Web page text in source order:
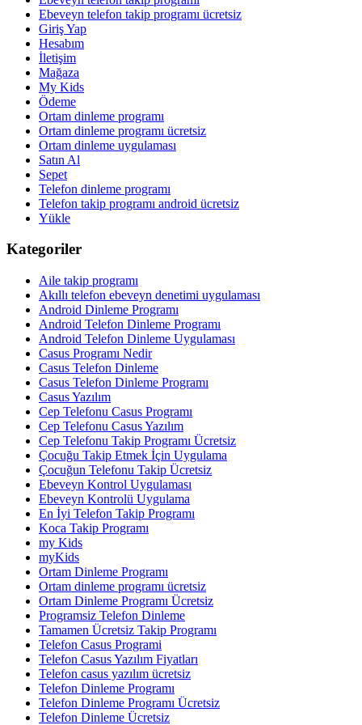
Ebeveyn telefon takip programı ücretsiz
Giriş Yap
Hesabım
İletişim
Mağaza
My Kids
Ödeme
Ortam dinleme programı
Ortam dinleme programı ücretsiz
Ortam dinleme uygulaması
Satın Al
Sepet
Telefon dinleme programı
Telefon takip programı android ücretsiz
Yükle
Kategoriler
Aile takip programı
Akıllı telefon ebeveyn denetimi uygulaması
Android Dinleme Programı
Android Telefon Dinleme Programı
Android Telefon Dinleme Uygulaması
Casus Programı Nedir
Casus Telefon Dinleme
Casus Telefon Dinleme Programı
Casus Yazılım
Cep Telefonu Casus Programı
Cep Telefonu Casus Yazılım
Cep Telefonu Takip Programı Ücretsiz
Çocuğu Takip Etmek İçin Uygulama
Çocuğun Telefonu Takip Ücretsiz
Ebeveyn Kontrol Uygulaması
Ebeveyn Kontrolü Uygulama
En İyi Telefon Takip Programı
Koca Takip Programı
my Kids
myKids
Ortam Dinleme Programı
Ortam dinleme programı ücretsiz
Ortam Dinleme Programı Ücretsiz
Programsiz Telefon Dinleme
Tamamen Ücretsiz Takip Programı
Telefon Casus Programi
Telefon Casus Yazılım Fiyatları
Telefon casus yazılım ücretsiz
Telefon Dinleme Programı
Telefon Dinleme Programı Ücretsiz
Telefon Dinleme Ücretsiz